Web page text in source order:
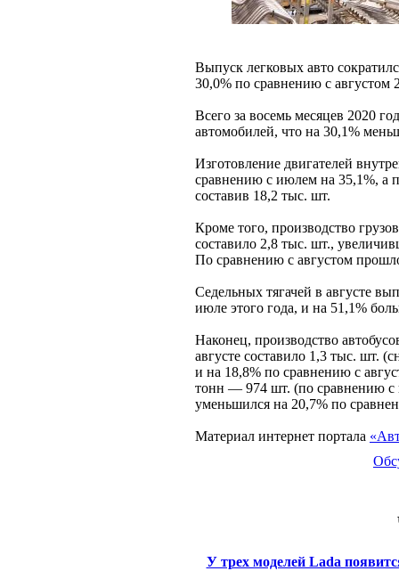
Выпуск легковых авто
30,0% по сравнению с августом
Всего за восемь месяцев 2020
автомобилей, что на 30,1%
Изготовление двигателей
сравнению с июлем на 35,1%, а
составив 18,2 тыс. шт.
Кроме того, производство
составило 2,8 тыс. шт.,
По сравнению с августом
Седельных тягачей в августе
июле этого года, и на 51,1%
Наконец, производство
августе составило 1,3 тыс. шт.
и на 18,8% по сравнению с
тонн — 974 шт. (по сравнению с
уменьшился на 20,7% по
Материал интернет портала
У трех моделей Lada